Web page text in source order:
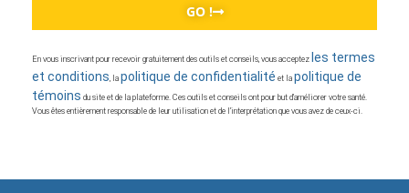
GO !
En vous inscrivant pour recevoir gratuitement des outils et conseils, vous acceptez les termes
et conditions, la politique de confidentialité et la politique de
témoins du site et de la plateforme. Ces outils et conseils ont pour but d’améliorer votre santé.
Vous êtes entièrement responsable de leur utilisation et de l’interprétation que vous avez de ceux-ci.